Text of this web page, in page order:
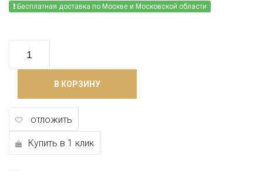
Бесплатная доставка по Москве и Московской области
В КОРЗИНУ
отложить
Купить в 1 клик